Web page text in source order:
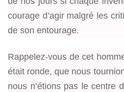
courage d’agir malgré les
de son entourage.
Rappelez-vous de cet
était ronde, que nous
nous n’étions pas le centre